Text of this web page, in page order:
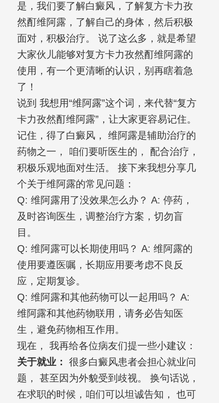
是，我们要了解白癜风，了解复方卡力孜
然酊维阿露，了解自己的身体，然后积极
面对，积极治疗。 说了这么多，就是希望
大家伙儿能够对复方卡力孜然酊维阿露的
使用，有一个更清晰的认识，别再瞎着急
了！
说到 我想用“维阿露”这个词，来代替“复方
卡力孜然酊维阿露”，让大家更容易记住。
记住，得了白癜风， 维阿露是辅助治疗的
药物之一， 咱们要听医生的， 配合治疗，
积极乐观地面对生活。 接下来我想分享几
个关于维阿露的常见问题：
Q: 维阿露用了没效果怎么办？ A: 停药，
及时咨询医生，调整治疗方案，切勿盲
目。
Q: 维阿露可以长期使用吗？ A: 维阿露的
使用要遵医嘱，长期应用要考虑不良反
应，定期复诊。
Q: 维阿露和其他药物可以一起用吗？ A:
维阿露和其他药物联用，请务必告知医
生，避免药物相互作用。
现在， 我再给各位病友们提一些小建议：
关于就业：
很多白癜风患者会担心就业问
题， 甚至因为外貌受到歧视。 换句话说，
在求职的时候，咱们可以坦诚告知， 也可